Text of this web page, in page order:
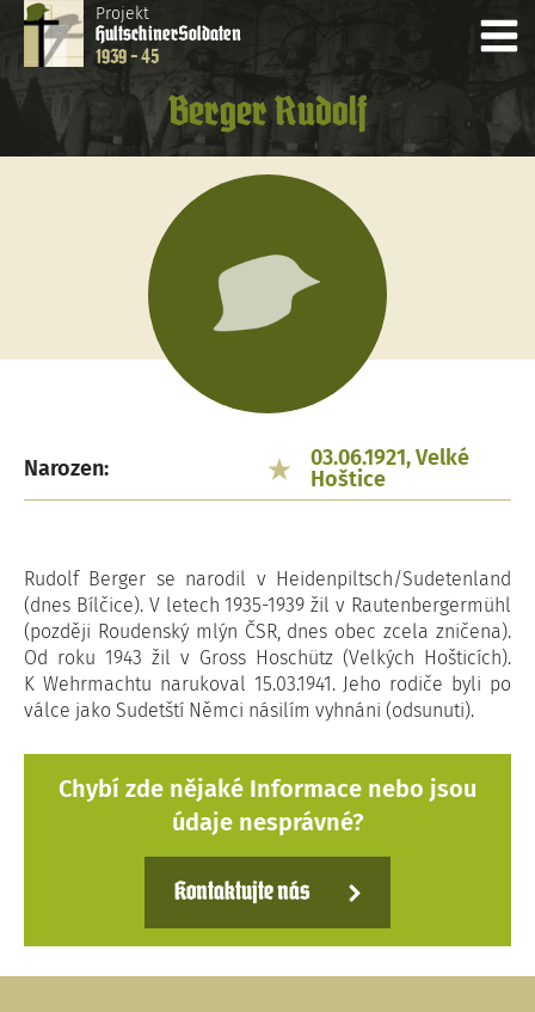
Projekt
HultschinerSoldaten
1939 - 45
Berger Rudolf
Narozen:
03.06.1921, Velké
Hoštice
Rudolf Berger se narodil v Heidenpiltsch/Sudetenland
(dnes Bílčice). V letech 1935-1939 žil v Rautenbergermühl
(později Roudenský mlýn ČSR, dnes obec zcela zničena).
Od roku 1943 žil v Gross Hoschütz (Velkých Hošticích).
K Wehrmachtu narukoval 15.03.1941. Jeho rodiče byli po
válce jako Sudetští Němci násilím vyhnáni (odsunuti).
Chybí zde nějaké Informace nebo jsou
údaje nesprávné?
Kontaktujte nás